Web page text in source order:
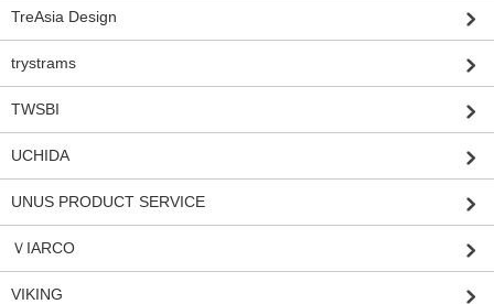
TreAsia Design
trystrams
TWSBI
UCHIDA
UNUS PRODUCT SERVICE
ＶIARCO
VIKING